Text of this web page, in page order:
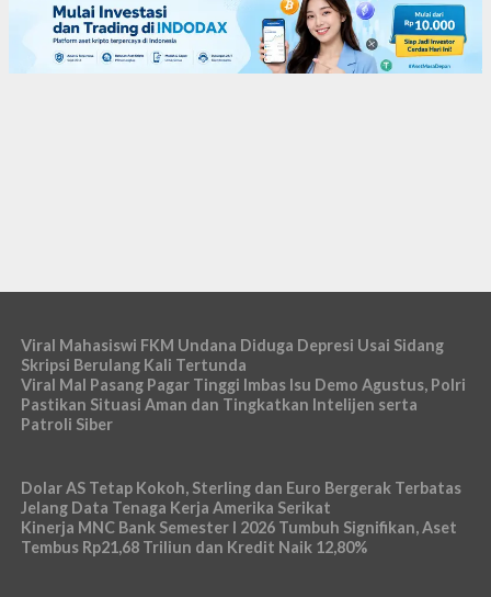
Viral Mahasiswi FKM Undana Diduga Depresi Usai Sidang
Skripsi Berulang Kali Tertunda
Viral Mal Pasang Pagar Tinggi Imbas Isu Demo Agustus, Polri
Pastikan Situasi Aman dan Tingkatkan Intelijen serta
Patroli Siber
Dolar AS Tetap Kokoh, Sterling dan Euro Bergerak Terbatas
Jelang Data Tenaga Kerja Amerika Serikat
Kinerja MNC Bank Semester I 2026 Tumbuh Signifikan, Aset
Tembus Rp21,68 Triliun dan Kredit Naik 12,80%